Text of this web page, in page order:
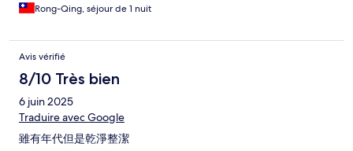
Rong-Qing, séjour de 1 nuit
Avis vérifié
8/10 Très bien
6 juin 2025
Traduire avec Google
雖有年代但是乾淨整潔